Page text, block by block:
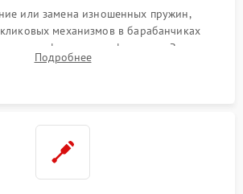
или замена изношенных пружин,
механизмов в барабанчиках
люфтов в трансфокаторе. Замена
разбитой сетки или восстановление
Подробнее